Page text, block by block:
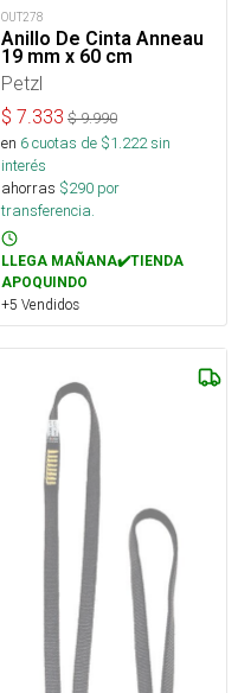
OUT278
Anillo De Cinta Anneau
19 mm x 60 cm
Petzl
$ 7.333 $9.990
en 6cuotas de $1.222sin
interés
ahorras $290 por
transferencia.
LLEGA MAÑANA✔️TIENDA
APOQUINDO
+5 Vendidos